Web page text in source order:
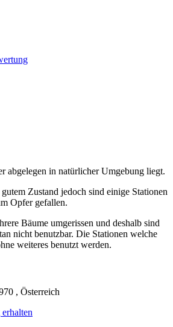
abgelegen in natürlicher Umgebung liegt.
Zustand jedoch sind einige Stationen
Opfer gefallen.
Bäume umgerissen und deshalb sind
nicht benutzbar. Die Stationen welche
weiteres benutzt werden.
, Österreich